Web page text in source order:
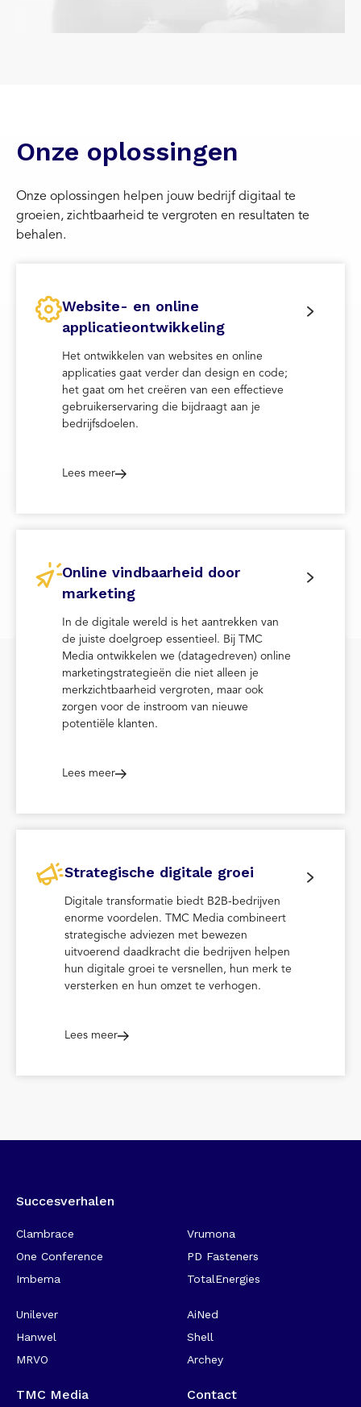
Onze oplossingen
Onze oplossingen helpen jouw bedrijf digitaal te
groeien, zichtbaarheid te vergroten en resultaten te
behalen.
Website- en online
applicatieontwikkeling
Het ontwikkelen van websites en online
applicaties gaat verder dan design en code;
het gaat om het creëren van een effectieve
gebruikerservaring die bijdraagt aan je
bedrijfsdoelen.
Lees meer
Online vindbaarheid door
marketing
In de digitale wereld is het aantrekken van
de juiste doelgroep essentieel. Bij TMC
Media ontwikkelen we (datagedreven) online
marketingstrategieën die niet alleen je
merkzichtbaarheid vergroten, maar ook
zorgen voor de instroom van nieuwe
potentiële klanten.
Lees meer
Strategische digitale groei
Digitale transformatie biedt B2B-bedrijven
enorme voordelen. TMC Media combineert
strategische adviezen met bewezen
uitvoerend daadkracht die bedrijven helpen
hun digitale groei te versnellen, hun merk te
versterken en hun omzet te verhogen.
Lees meer
Succesverhalen
Clambrace
One Conference
Imbema
Vrumona
PD Fasteners
TotalEnergies
Unilever
Hanwel
MRVO
AiNed
Shell
Archey
TMC Media Contact